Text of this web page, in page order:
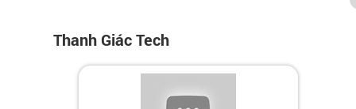
Thanh Giác Tech